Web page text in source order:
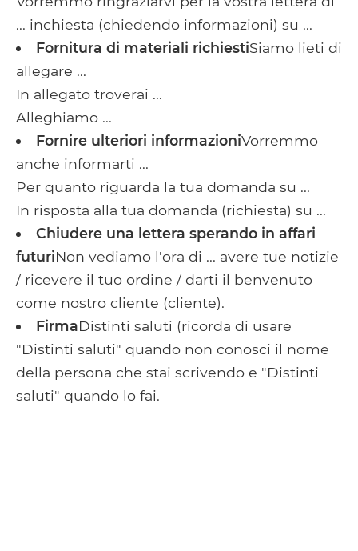
... inchiesta (chiedendo informazioni) su ...
Fornitura di materiali richiestiSiamo lieti di
allegare ...
In allegato troverai ...
Alleghiamo ...
Fornire ulteriori informazioniVorremmo
anche informarti ...
Per quanto riguarda la tua domanda su ...
In risposta alla tua domanda (richiesta) su ...
Chiudere una lettera sperando in affari
futuriNon vediamo l'ora di ... avere tue notizie
/ ricevere il tuo ordine / darti il ​​benvenuto
come nostro cliente (cliente).
FirmaDistinti saluti (ricorda di usare
"Distinti saluti" quando non conosci il nome
della persona che stai scrivendo e "Distinti
saluti" quando lo fai.